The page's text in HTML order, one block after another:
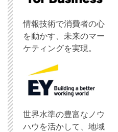
情報技術で消費者の心
を動かす、未来のマー
ケティングを実現。
世界水準の豊富なノウ
ハウを活かして、地域